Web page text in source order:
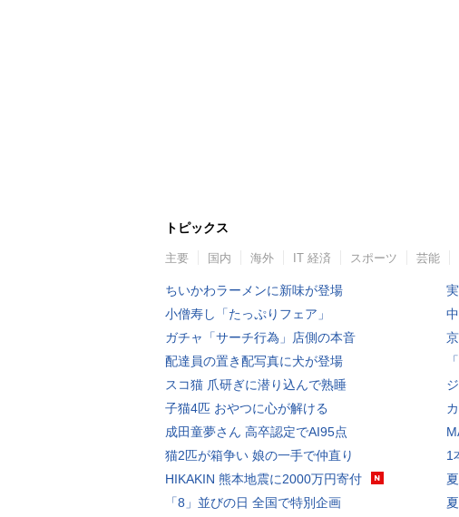
トピックス
主要 国内 海外 IT 経済 スポーツ 芸能
ちいかわラーメンに新味が登場
小僧寿し「たっぷりフェア」
ガチャ「サーチ行為」店側の本音
配達員の置き配写真に犬が登場
スコ猫 爪研ぎに潜り込んで熟睡
子猫4匹 おやつに心が解ける
成田童夢さん 高卒認定でAI95点
猫2匹が箱争い 娘の一手で仲直り
HIKAKIN 熊本地震に2000万円寄付
「8」並びの日 全国で特別企画
1